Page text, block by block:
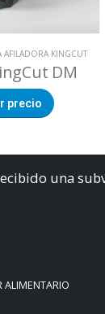
AFILADORA KINGCUT
DM
precio
una
ALIMENTARIO